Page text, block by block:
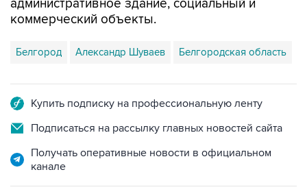
Белгород Александр Шуваев
Подписаться на рассылку главных новостей сайта
Получать оперативные новости в официальном